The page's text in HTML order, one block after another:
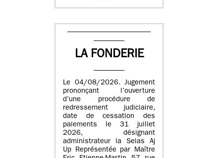
LA FONDERIE
Le 04/08/2026. Jugement
prononçant l’ouverture
d’une procédure de
redressement judiciaire,
date de cessation des
paiements le 31 juillet
2026, désignant
administrateur la Selas Aj
Up Représentée par Maître